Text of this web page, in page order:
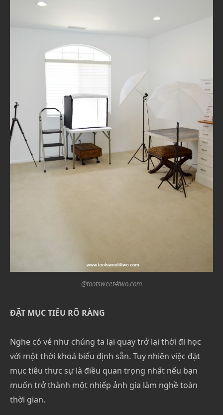
@tootsweet4two.com
ĐẶT MỤC TIÊU RÕ RÀNG
Nghe có vẻ như chúng ta lại quay trở lại thời đi học
với một thời khoá biểu định sẵn. Tuy nhiên việc đặt
mục tiêu thực sự là điều quan trọng nhất nếu bạn
muốn trở thành một nhiếp ảnh gia làm nghề toàn
thời gian.